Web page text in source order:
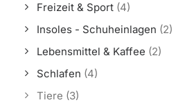
Freizeit & Sport (4)
Insoles - Schuheinlagen (2)
Lebensmittel & Kaffee (2)
Schlafen (4)
Tiere (3)